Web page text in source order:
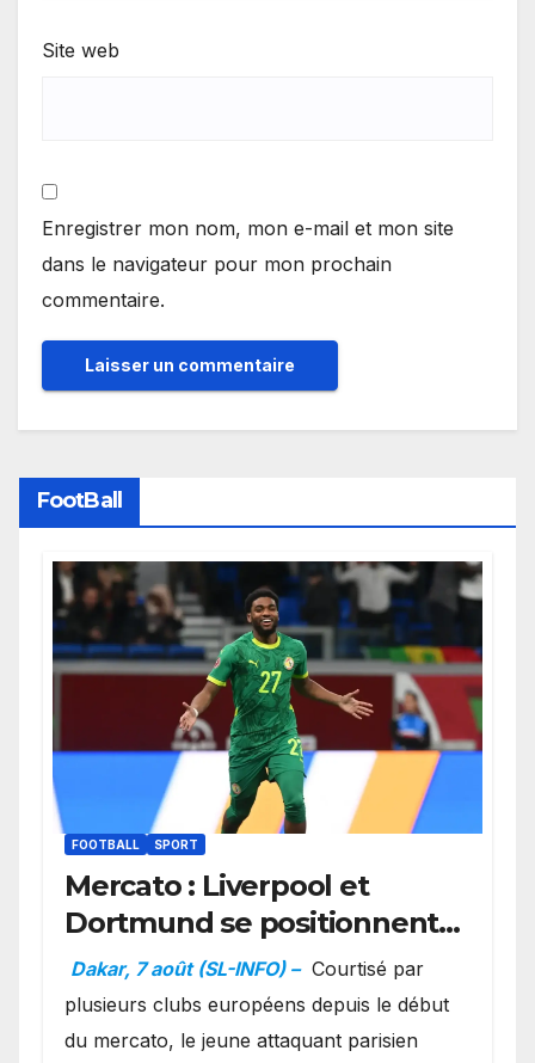
Site web
Enregistrer mon nom, mon e-mail et mon site
dans le navigateur pour mon prochain
commentaire.
FootBall
FOOTBALL SPORT
Mercato : Liverpool et
Dortmund se positionnent
en favoris pour recruter
Ibrahim Mbaye
Dakar, 7 août (SL-INFO) – Courtisé par
plusieurs clubs européens depuis le début
du mercato, le jeune attaquant parisien